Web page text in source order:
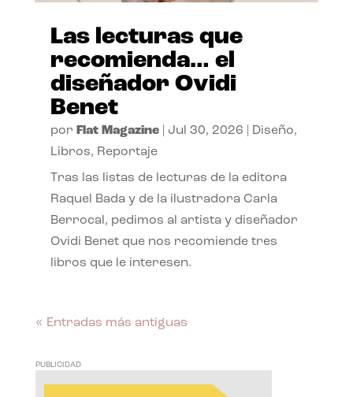
Las lecturas que
recomienda… el
diseñador Ovidi
Benet
por Flat Magazine| Jul 30, 2026 Diseño,
Libros, Reportaje
Tras las listas de lecturas de la editora
Raquel Bada y de la ilustradora Carla
Berrocal, pedimos al artista y diseñador
Ovidi Benet que nos recomiende tres
libros que le interesen.
« Entradas más antiguas
PUBLICIDAD